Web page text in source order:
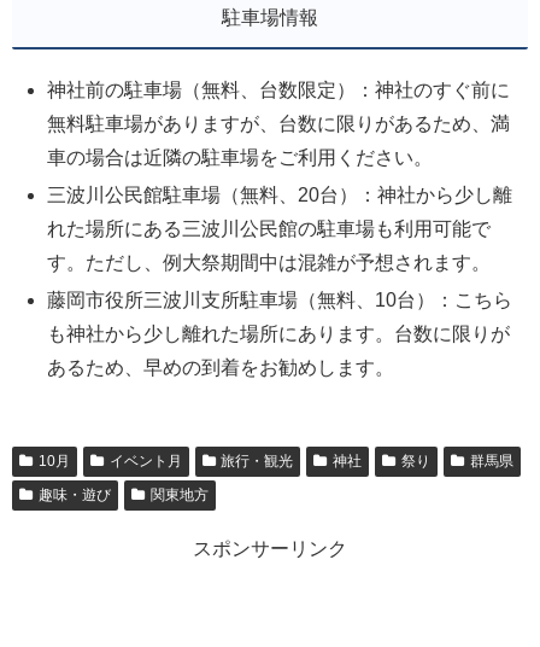
駐車場情報
神社前の駐車場（無料、台数限定）：神社のすぐ前に
無料駐車場がありますが、台数に限りがあるため、満
車の場合は近隣の駐車場をご利用ください。
三波川公民館駐車場（無料、20台）：神社から少し離
れた場所にある三波川公民館の駐車場も利用可能で
す。ただし、例大祭期間中は混雑が予想されます。
藤岡市役所三波川支所駐車場（無料、10台）：こちら
も神社から少し離れた場所にあります。台数に限りが
あるため、早めの到着をお勧めします。
10月 イベント月 旅行・観光 神社 祭り
群馬県
趣味・遊び
関東地方
スポンサーリンク